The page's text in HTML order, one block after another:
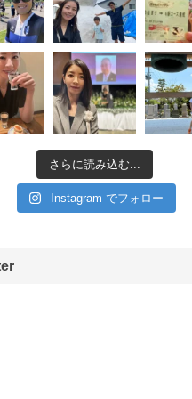
さらに読み込む...
Instagram でフォロー